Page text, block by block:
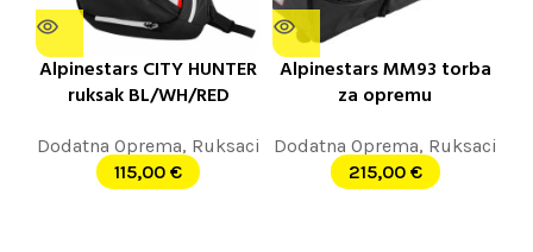
Alpinestars CITY HUNTER
ruksak BL/WH/RED
Dodatna Oprema, Ruksaci
115,00 €
Alpinestars MM93 torba
za opremu
Dodatna Oprema, Ruksaci
215,00 €